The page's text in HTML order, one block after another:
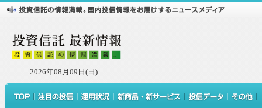
2026年08月09日(日)